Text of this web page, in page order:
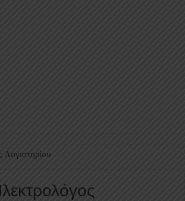
για γέμισμα και ανεφοδιασμό αυτόματων